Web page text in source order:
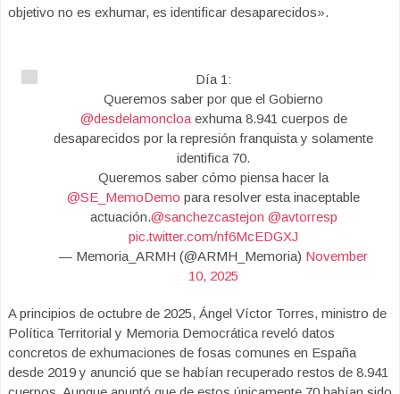
objetivo no es exhumar, es identificar desaparecidos».
Día 1:
Queremos saber por que el Gobierno
@desdelamoncloaexhuma 8.941 cuerpos de
desaparecidos por la represión franquista y solamente
identifica 70.
Queremos saber cómo piensa hacer la
@SE_MemoDemo para resolver esta inaceptable
actuación.@sanchezcastejon @avtorresp
pic.twitter.com/nf6McEDGXJ
— Memoria_ARMH (@ARMH_Memoria) November
10, 2025
A principios de octubre de 2025, Ángel Víctor Torres, ministro de
Política Territorial y Memoria Democrática reveló datos
concretos de exhumaciones de fosas comunes en España
desde 2019 y anunció que se habían recuperado restos de 8.941